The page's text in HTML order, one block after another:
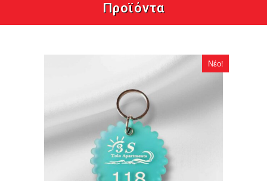
Προϊόντα
Νέο!